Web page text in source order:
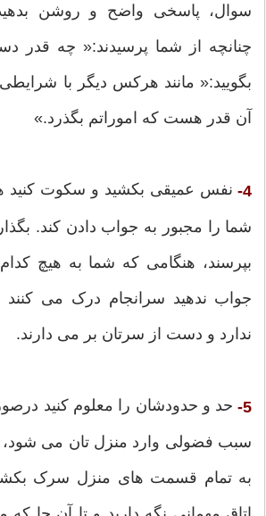
سوال، پاسخی واضح و روشن
چنانچه از شما پرسیدند:« چه قدر
بگویید:« مانند هرکس ديگر با
آن قدر هست که اموراتم بگذرد.»
4- نفس عمیقی بکشید و سکوت کنید
شما را مجبور به جواب دادن کند.
بپرسند، هنگامی که شما به هیچ
جواب ندهید سرانجام درک می کنند
ندارد و دست از سرتان بر می دارند.
5- حد و حدودشان را معلوم کنید
سبب فضولی وارد منزل تان می شود،
به تمام قسمت های منزل سرک بکشد